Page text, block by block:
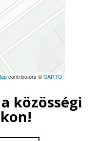
contributors ©CARTO
közösségi